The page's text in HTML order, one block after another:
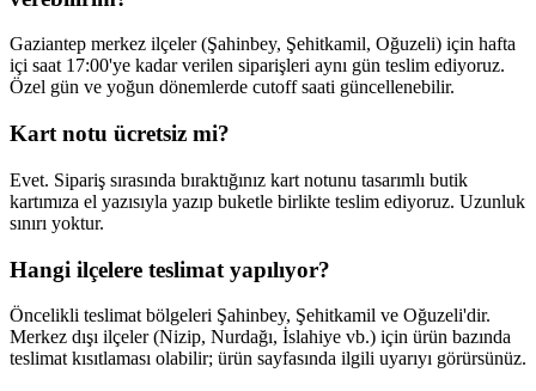
Gaziantep merkez ilçeler (Şahinbey, Şehitkamil, Oğuzeli) için hafta
içi saat 17:00'ye kadar verilen siparişleri aynı gün teslim ediyoruz.
Özel gün ve yoğun dönemlerde cutoff saati güncellenebilir.
Kart notu ücretsiz mi?
Evet. Sipariş sırasında bıraktığınız kart notunu tasarımlı butik
kartımıza el yazısıyla yazıp buketle birlikte teslim ediyoruz. Uzunluk
sınırı yoktur.
Hangi ilçelere teslimat yapılıyor?
Öncelikli teslimat bölgeleri Şahinbey, Şehitkamil ve Oğuzeli'dir.
Merkez dışı ilçeler (Nizip, Nurdağı, İslahiye vb.) için ürün bazında
teslimat kısıtlaması olabilir; ürün sayfasında ilgili uyarıyı görürsünüz.